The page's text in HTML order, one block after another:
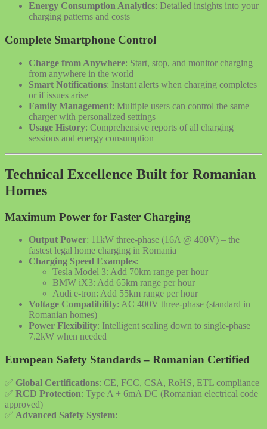
Energy Consumption Analytics: Detailed insights into your
charging patterns and costs
Complete Smartphone Control
Charge from Anywhere: Start, stop, and monitor charging
from anywhere in the world
Smart Notifications: Instant alerts when charging completes
or if issues arise
Family Management: Multiple users can control the same
charger with personalized settings
Usage History: Comprehensive reports of all charging
sessions and energy consumption
Technical Excellence Built for Romanian
Homes
Maximum Power for Faster Charging
Output Power: 11kW three-phase (16A @ 400V) – the
fastest legal home charging in Romania
Charging Speed Examples:
Tesla Model 3: Add 70km range per hour
BMW iX3: Add 65km range per hour
Audi e-tron: Add 55km range per hour
Voltage Compatibility: AC 400V three-phase (standard in
Romanian homes)
Power Flexibility: Intelligent scaling down to single-phase
7.2kW when needed
European Safety Standards – Romanian Certified
✅ Global Certifications: CE, FCC, CSA, RoHS, ETL compliance
✅ RCD Protection: Type A + 6mA DC (Romanian electrical code
approved)
✅ Advanced Safety System: